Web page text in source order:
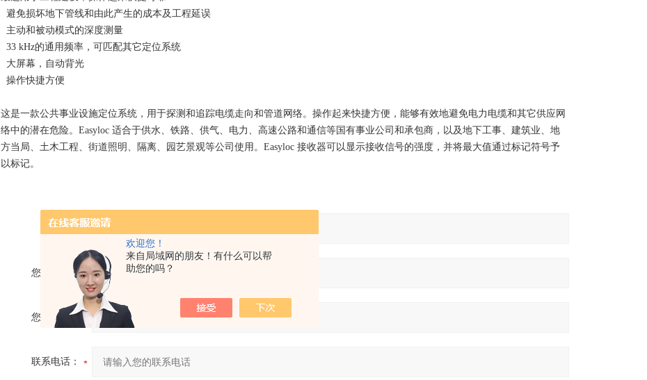
欢迎您！
来自局域网的朋友！有什么可以帮
助您的吗？
避免损坏地下管线和由此产生的成本及工程延误
主动和被动模式的深度测量
33 kHz的通用频率，可匹配其它定位系统
大屏幕，自动背光
操作快捷方便
这是一款公共事业设施定位系统，用于探测和追踪电缆走向和管道网络。操作起来快捷方便，能够有效地避免电力电缆和其它供应网
络中的潜在危险。Easyloc 适合于供水、铁路、供气、电力、高速公路和通信等国有事业公司和承包商，以及地下工事、建筑业、地
方当局、土木工程、街道照明、隔离、园艺景观等公司使用。Easyloc 接收器可以显示接收信号的强度，并将最大值通过标记符号予
以标记。
产品：
您的单位：
您的姓名：
联系电话：